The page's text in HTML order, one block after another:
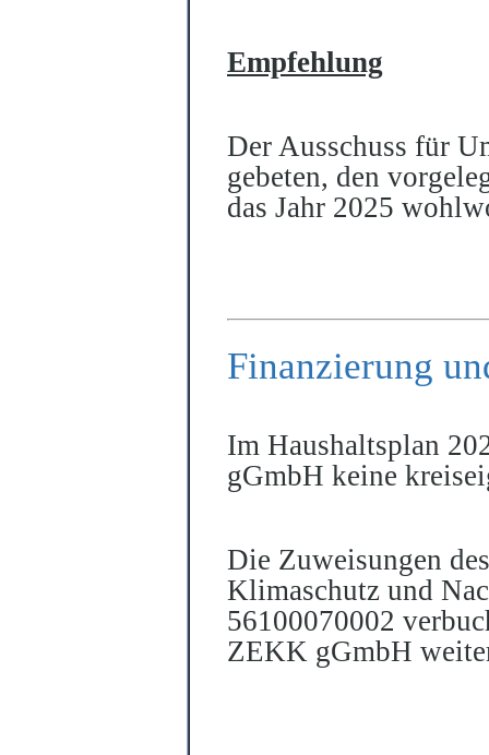
Empfehlung
Der Ausschuss für
gebeten, den
das Jahr 2025
Finanzierung
Im Haushaltsplan
gGmbH keine
Die Zuweisungen
Klimaschutz und
56100070002
ZEKK gGmbH